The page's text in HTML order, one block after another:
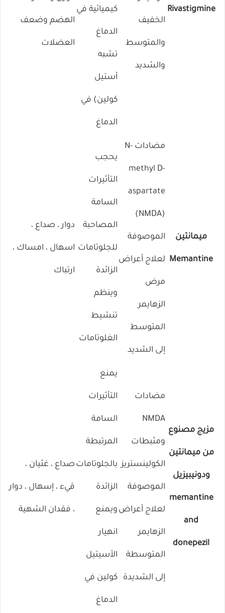
Rivastigmine
الخفيف
والمتوسط ​​
والشديد
كيميائية في
الدماغ
تشبه
أستيل
كولين) في
الدماغ
الهضم وضعف
العضلات
ميمانتين
Memantine
مضادات N-
methyl D-
aspartate
(NMDA)
الموصوفة
لعلاج أعراض
مرض
الزهايمر
المتوسط ​​
إلى الشديد
يحجب
التأثيرات
السامة
المصاحبة
للجلوتامات
الزائدة
وينظم
تنشيط
الغلوتامات
دوار ، صداع ،
اسهال ، امساك ،
ارتباك
مزيج مصنوع
من ميمانتين
ودونيبيزيل
memantine
and
donepezil
مضادات
NMDA
ومثبطات
الكولينستريز
الموصوفة
لعلاج أعراض
الزهايمر
المتوسطة
إلى الشديدة
يمنع
التأثيرات
السامة
المرتبطة
بالجلوتامات
الزائدة
ويمنع
انهيار
الأسيتيل
كولين في
الدماغ
صداع ، غثيان ،
قيء ، إسهال ، دوار
، فقدان الشهية